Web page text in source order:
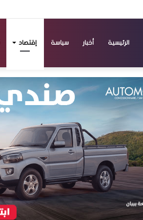
الرئيسية أخبار سياسة إقتصاد